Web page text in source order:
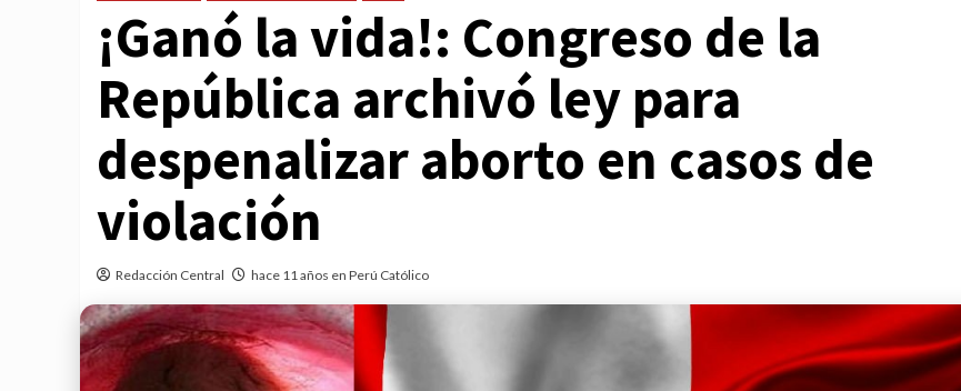
¡Ganó la vida!: Congreso de la
República archivó ley para
despenalizar aborto en casos de
violación
Redacción Central hace 11 años en Perú Católico